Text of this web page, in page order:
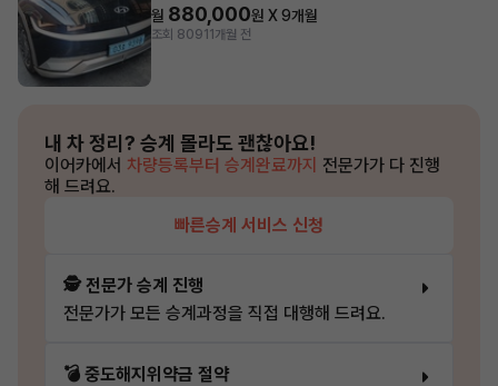
월 880,000원 X9개월
조회 80911개월 전
내 차 정리? 승계 몰라도 괜찮아요!
이어카에서 차량등록부터 승계완료까지 전문가가 다 진행
해 드려요.
빠른승계 서비스 신청
🕵️ 전문가 승계 진행
전문가가 모든 승계과정을 직접 대행해 드려요.
💣 중도해지위약금 절약